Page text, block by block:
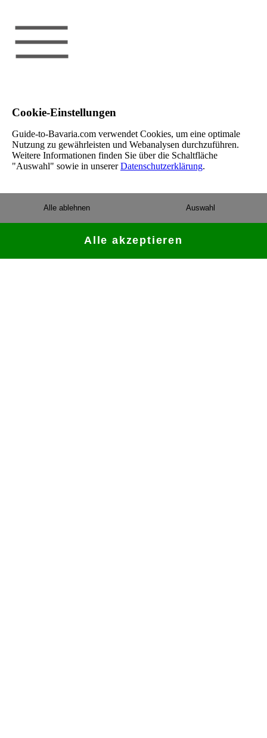
Cookie-Einstellungen
Guide-to-Bavaria.com verwendet Cookies, um eine optimale
Nutzung zu gewährleisten und Webanalysen durchzuführen.
Weitere Informationen finden Sie über die Schaltfläche
"Auswahl" sowie in unsererDatenschutzerklärung.
Auswahl
Alle ablehnen
Alle akzeptieren